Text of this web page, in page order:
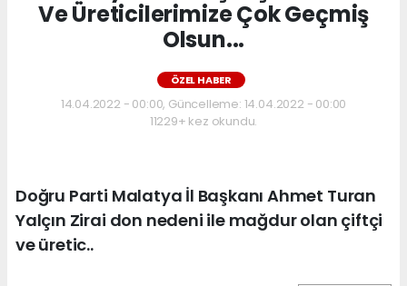
Ve Üreticilerimize Çok Geçmiş
Olsun...
ÖZEL HABER
14.04.2022 - 00:00, Güncelleme: 14.04.2022 - 00:00
11229+ kez okundu.
Doğru Parti Malatya İl Başkanı Ahmet Turan
Yalçın Zirai don nedeni ile mağdur olan çiftçi
ve üretic..